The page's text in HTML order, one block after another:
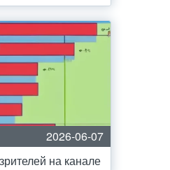
2026-06-07
на канале